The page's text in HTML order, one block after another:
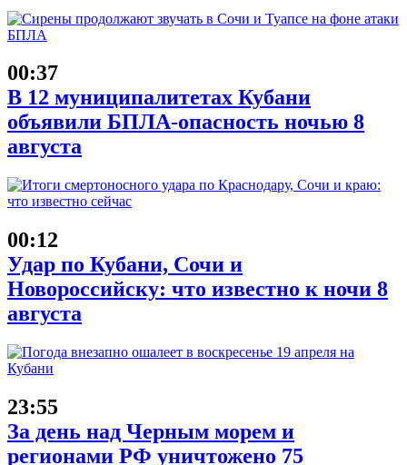
00:37
В 12 муниципалитетах Кубани
объявили БПЛА-опасность ночью 8
августа
00:12
Удар по Кубани, Сочи и
Новороссийску: что известно к ночи 8
августа
23:55
За день над Черным морем и
регионами РФ уничтожено 75